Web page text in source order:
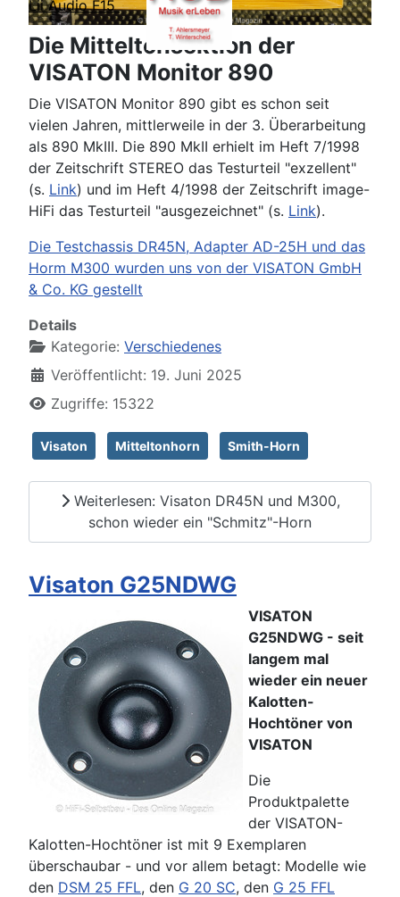
Lii Audio F15
Die Mitteltonsektion der
VISATON Monitor 890
Die VISATON Monitor 890 gibt es schon seit
vielen Jahren, mittlerweile in der 3. Überarbeitung
als 890 MkIII. Die 890 MkII erhielt im Heft 7/1998
der Zeitschrift STEREO das Testurteil "exzellent"
(s. Link) und im Heft 4/1998 der Zeitschrift image-
HiFi das Testurteil "ausgezeichnet" (s. Link).
Die Testchassis DR45N, Adapter AD-25H und das
Horm M300 wurden uns von der VISATON GmbH
& Co. KG gestellt
Details
Kategorie: Verschiedenes
Veröffentlicht: 19. Juni 2025
Zugriffe: 15322
Visaton Mitteltonhorn Smith-Horn
Weiterlesen: Visaton DR45N und M300,
schon wieder ein "Schmitz"-Horn
Visaton G25NDWG
VISATON
G25NDWG - seit
langem mal
wieder ein neuer
Kalotten-
Hochtöner von
VISATON
Die
Produktpalette
der VISATON-
Kalotten-Hochtöner ist mit 9 Exemplaren
überschaubar - und vor allem betagt: Modelle wie
den DSM 25 FFL, den G 20 SC, den G 25 FFL